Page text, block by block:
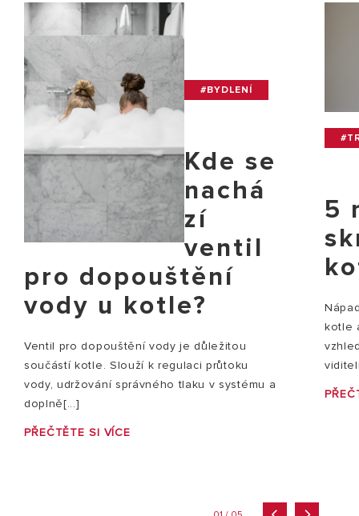
#BYDLENÍ
Kde se
nachá
zí
ventil
pro dopouštění
vody u kotle?
Ventil pro dopouštění vody je důležitou
součástí kotle. Slouží k regulaci průtoku
vody, udržování správného tlaku v systému a
doplně[...]
PŘEČTĚTE SI VÍCE
5
kotle